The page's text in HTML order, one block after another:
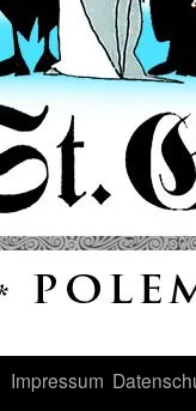
Impressum